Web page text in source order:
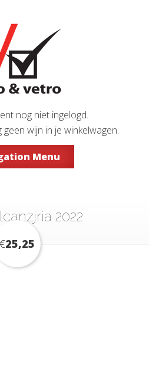
nog niet ingelogd.
geen wijn in je winkelwagen.
Menu
2022
€25,25